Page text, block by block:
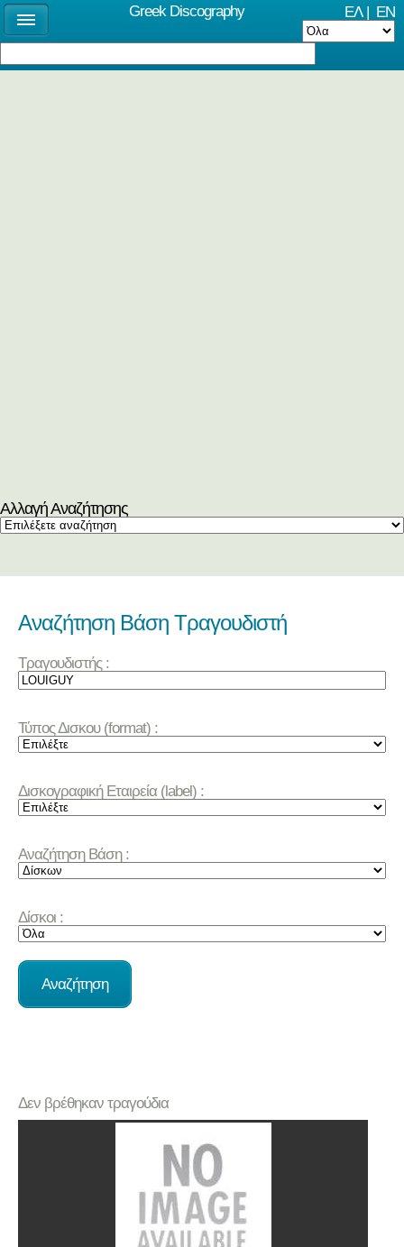
ΕΛ| EN
Αλλαγή Αναζήτησης
Αναζήτηση Βάση Τραγουδιστή
Τραγουδιστής :
Τύπος Δισκου (format) :
Δισκογραφική Εταιρεία (label) :
Αναζήτηση Βάση :
Δίσκοι :
Δεν βρέθηκαν τραγούδια
Greek Discography